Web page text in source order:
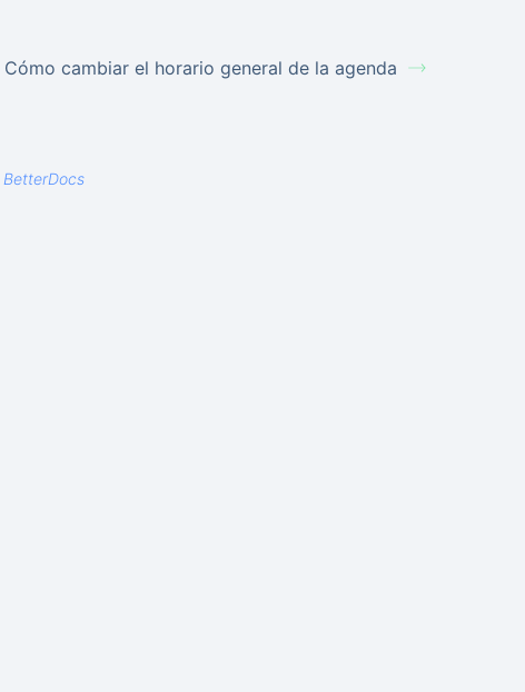
Cómo cambiar el horario general de la agenda
BetterDocs